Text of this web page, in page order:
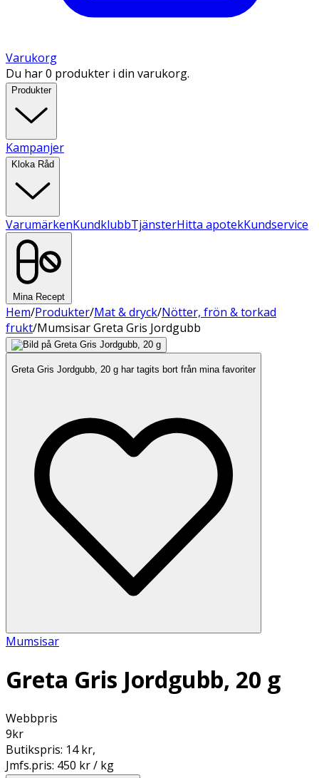
Varukorg
Du har 0 produkter i din varukorg.
Produkter
Kampanjer
Kloka Råd
VarumärkenKundklubbTjänsterHitta apotekKundservice
Mina Recept
Hem/Produkter/Mat & dryck/Nötter, frön & torkad
frukt/Mumsisar Greta Gris Jordgubb
Greta Gris Jordgubb, 20 g har tagits bort från mina favoriter
Mumsisar
Greta Gris Jordgubb, 20 g
Webbpris
9kr
Butikspris: 14 kr,
Jmfs.pris: 450 kr / kg